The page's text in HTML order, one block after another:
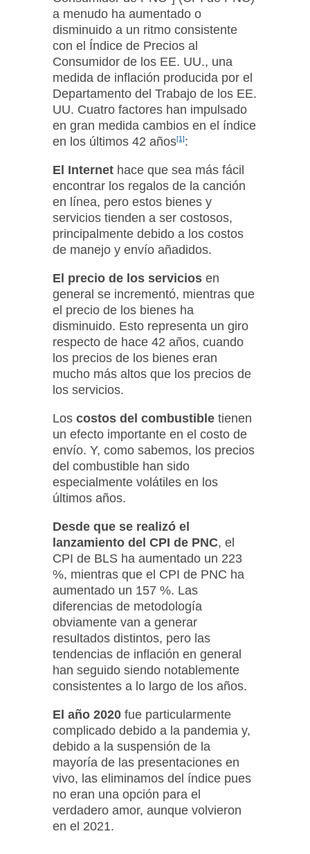
a menudo ha aumentado o
disminuido a un ritmo consistente
con el Índice de Precios al
Consumidor de los EE. UU., una
medida de inflación producida por el
Departamento del Trabajo de los EE.
UU. Cuatro factores han impulsado
en gran medida cambios en el índice
en los últimos 42 años[1]:
El Internet hace que sea más fácil
encontrar los regalos de la canción
en línea, pero estos bienes y
servicios tienden a ser costosos,
principalmente debido a los costos
de manejo y envío añadidos.
El precio de los servicios en
general se incrementó, mientras que
el precio de los bienes ha
disminuido. Esto representa un giro
respecto de hace 42 años, cuando
los precios de los bienes eran
mucho más altos que los precios de
los servicios.
Los costos del combustible tienen
un efecto importante en el costo de
envío. Y, como sabemos, los precios
del combustible han sido
especialmente volátiles en los
últimos años.
Desde que se realizó el
lanzamiento del CPI de PNC, el
CPI de BLS ha aumentado un 223
%, mientras que el CPI de PNC ha
aumentado un 157 %. Las
diferencias de metodología
obviamente van a generar
resultados distintos, pero las
tendencias de inflación en general
han seguido siendo notablemente
consistentes a lo largo de los años.
El año 2020 fue particularmente
complicado debido a la pandemia y,
debido a la suspensión de la
mayoría de las presentaciones en
vivo, las eliminamos del índice pues
no eran una opción para el
verdadero amor, aunque volvieron
en el 2021.